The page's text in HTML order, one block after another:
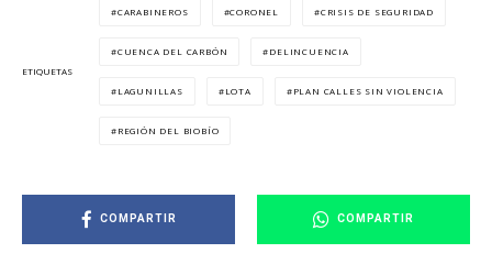
ETIQUETAS
CARABINEROS CORONEL CRISIS DE SEGURIDAD
CUENCA DEL CARBÓN DELINCUENCIA
LAGUNILLAS LOTA PLAN CALLES SIN VIOLENCIA
REGIÓN DEL BIOBÍO
COMPARTIR COMPARTIR